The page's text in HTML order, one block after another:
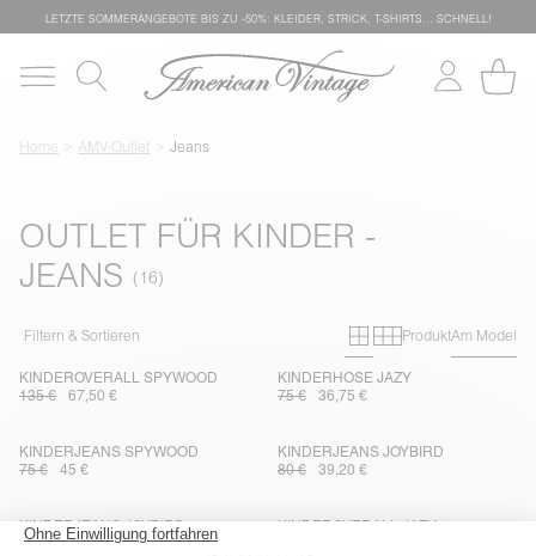
LETZTE SOMMERANGEBOTE BIS ZU -50%: KLEIDER, STRICK, T-SHIRTS… SCHNELL!
Home AMV-Outlet Jeans
OUTLET FÜR KINDER -
JEANS
Filtern & Sortieren Primary grid
Secondary
ProduktAm Model
KINDEROVERALL SPYWOOD
135 €
67,50 €
KINDERHOSE JAZY
75 €
36,75 €
KINDERJEANS SPYWOOD
75 €
45 €
KINDERJEANS JOYBIRD
80 €
39,20 €
KINDERJEANS JOYBIRD
75 €
45 €
KINDEROVERALL JAZY